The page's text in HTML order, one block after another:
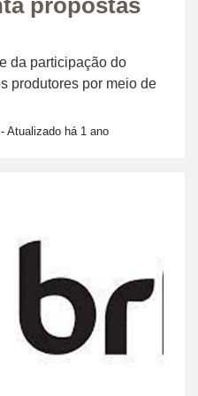
propostas
da participação do
produtores por meio de
- Atualizado há 1 ano